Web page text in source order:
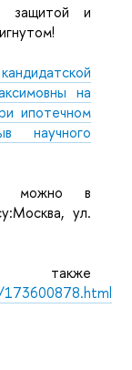
защитой и
на
ипотечном
научного
можно в
ул.